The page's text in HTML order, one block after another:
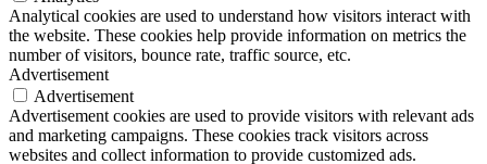
Analytical cookies are used to understand how visitors interact with
the website. These cookies help provide information on metrics the
number of visitors, bounce rate, traffic source, etc.
Advertisement
Advertisement
Advertisement cookies are used to provide visitors with relevant ads
and marketing campaigns. These cookies track visitors across
websites and collect information to provide customized ads.